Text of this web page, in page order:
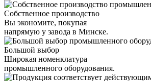
Собственное производство
Вы экономите, покупая
напрямую у завода в Минске.
Большой выбор
Широкая номенклатура
промышленного оборудования.